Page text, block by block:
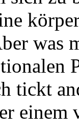
was
tickt